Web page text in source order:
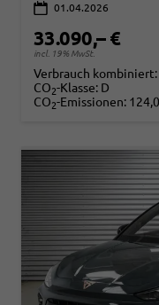
01.04.2026
33.090,– €
incl. 19% MwSt.
Verbrauch kombiniert:
CO2-Klasse: D
CO2-Emissionen: